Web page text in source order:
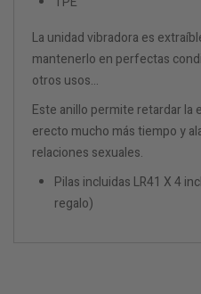
La unidad vibradora es
mantenerlo en perfectas
otros usos...
Este anillo permite retardar la
erecto mucho más tiempo y
relaciones sexuales.
Pilas incluidas LR41 X 4
regalo)